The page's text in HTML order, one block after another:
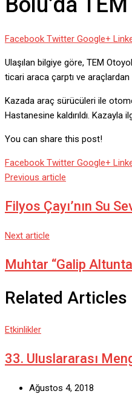
Facebook Twitter Google+
Ulaşılan bilgiye göre, TEM
ticari araca çarptı ve
Kazada araç sürücüleri ile
Hastanesine kaldırıldı. Kazayla
You can share this post!
Facebook Twitter Google+
Previous article
Filyos Çayı’nın Su
Next article
Muhtar “Galip
Related Articles
Etkinlikler
33. Uluslararası
Ağustos 4, 2018